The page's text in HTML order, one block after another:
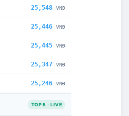
25,548 VNĐ
25,446 VNĐ
25,445 VNĐ
25,347 VNĐ
25,246 VNĐ
TOP 5 · LIVE